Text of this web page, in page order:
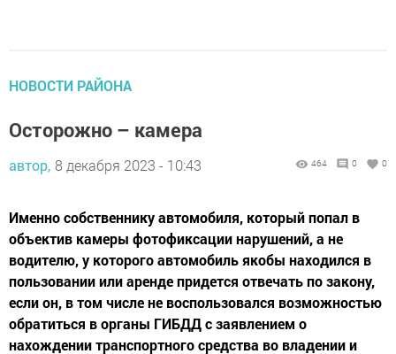
НОВОСТИ РАЙОНА
Осторожно – камера
автор, 8 декабря 2023 - 10:43 464 0 0
Именно собственнику автомобиля, который попал в
объектив камеры фотофиксации нарушений, а не
водителю, у которого автомобиль якобы находился в
пользовании или аренде придется отвечать по закону,
если он, в том числе не воспользовался возможностью
обратиться в органы ГИБДД с заявлением о
нахождении транспортного средства во владении и